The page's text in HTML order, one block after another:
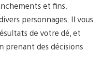
et fins,
personnages. Il vous
de votre dé, et
prenant des décisions